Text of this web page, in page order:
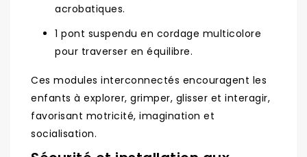
acrobatiques.
1 pont suspendu en cordage multicolore
pour traverser en équilibre.
Ces modules interconnectés encouragent les
enfants à explorer, grimper, glisser et interagir,
favorisant motricité, imagination et
socialisation.